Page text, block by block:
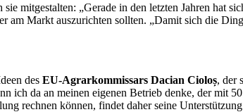
mitgestalten: „Gerade in den letzten Jahren
am Markt auszurichten sollten. „Damit sich die
des EU-Agrarkommissars Dacian Cioloș, der
ich da an meinen eigenen Betrieb denke, der mit
rechnen können, findet daher seine